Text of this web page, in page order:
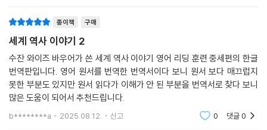
종이책 구매
세계 역사 이야기 2
수잔 와이즈 바우어가 쓴 세계 역사 이야기 영어 리딩 훈련 중세편의 한글
번역판입니다. 영어 원서를 번역한 번역서이다 보니 원서 보다 매끄럽지
못한 부분도 있지만 원서 읽다가 이해가 안 된 부분을 번역서로 찾다 보니
많은 도움이 되어서 추천드립니다.
b********a 2025.08.12. 신고 0 댓글0